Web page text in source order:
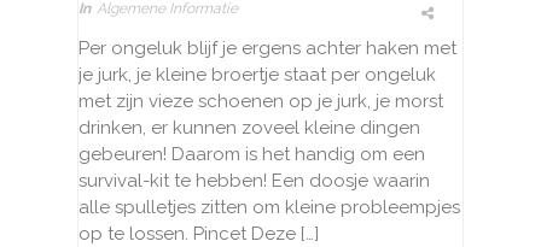
In Algemene Informatie
Per ongeluk blijf je ergens achter haken met
je jurk, je kleine broertje staat per ongeluk
met zijn vieze schoenen op je jurk, je morst
drinken, er kunnen zoveel kleine dingen
gebeuren! Daarom is het handig om een
survival-kit te hebben! Een doosje waarin
alle spulletjes zitten om kleine probleempjes
op te lossen. Pincet Deze […]